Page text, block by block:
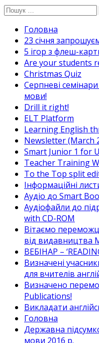
Перейти
вмісту
Пошук:
Головна
23 січня
5 ігор з флеш-
Are your students
Christmas Quiz
Cерпневі
мови!
Drill it right!
ELT Platform
Learning English
Newsletter (March
Smart Junior 1 for
Teacher Training
To the Top split
Інформаційні
Аудіо до Smart
Аудіофайли до
with CD-ROM
Вітаємо
від видавництва
ВЕБІНАР –
Визначені
для вчителів
Визначено
Publications!
Викладати
Головна
Державна
мови 2016 р.